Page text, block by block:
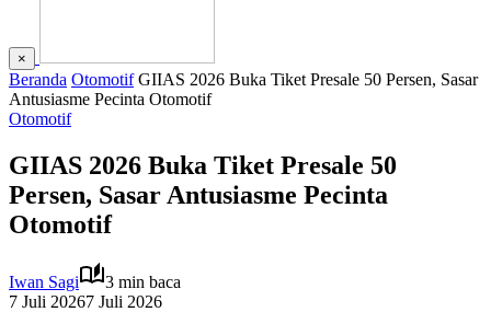
×
Beranda Otomotif GIIAS 2026 Buka Tiket Presale 50 Persen, Sasar
Antusiasme Pecinta Otomotif
Otomotif
GIIAS 2026 Buka Tiket Presale 50
Persen, Sasar Antusiasme Pecinta
Otomotif
Iwan Sagi
3 min baca
7 Juli 20267 Juli 2026